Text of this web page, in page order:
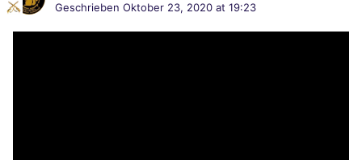
Geschrieben Oktober 23, 2020 at 19:23